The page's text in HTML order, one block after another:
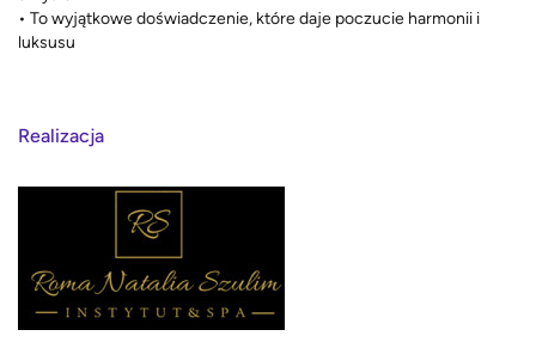
• To wyjątkowe doświadczenie, które daje poczucie harmonii i
luksusu
Realizacja